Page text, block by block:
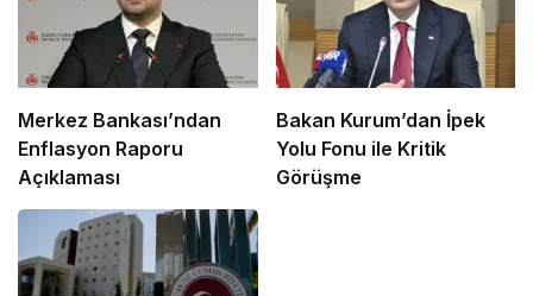
Merkez Bankası’ndan
Enflasyon Raporu
Açıklaması
Bakan Kurum’dan İpek
Yolu Fonu ile Kritik
Görüşme